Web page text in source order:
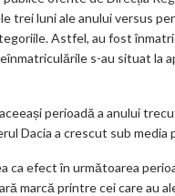
trei luni ale anului versus
Astfel, au fost
s-au situat la
perioadă a anului
Dacia a crescut sub media
ca efect în următoarea
marcă printre cei care au